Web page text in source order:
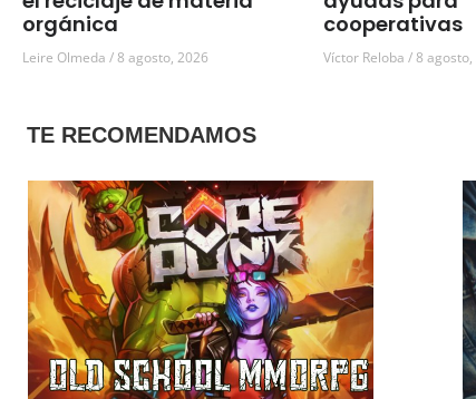
orgánica
Leire Olmeda 8 agosto, 2026
cooperativas
Víctor Reloba 8 agosto,
TE RECOMENDAMOS